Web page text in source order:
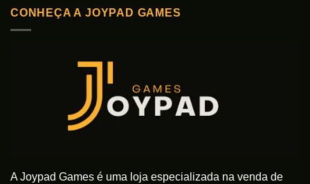
CONHEÇA A JOYPAD GAMES
A Joypad Games é uma loja especializada na venda de